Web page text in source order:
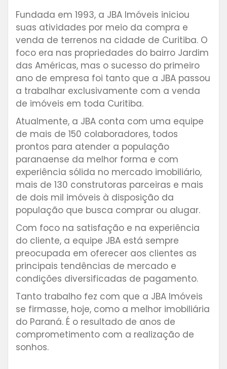
Fundada em 1993, a JBA Imóveis iniciou
suas atividades por meio da compra e
venda de terrenos na cidade de Curitiba. O
foco era nas propriedades do bairro Jardim
das Américas, mas o sucesso do primeiro
ano de empresa foi tanto que a JBA passou
a trabalhar exclusivamente com a venda
de imóveis em toda Curitiba.
Atualmente, a JBA conta com uma equipe
de mais de 150 colaboradores, todos
prontos para atender a população
paranaense da melhor forma e com
experiência sólida no mercado imobiliário,
mais de 130 construtoras parceiras e mais
de dois mil imóveis à disposição da
população que busca comprar ou alugar.
Com foco na satisfação e na experiência
do cliente, a equipe JBA está sempre
preocupada em oferecer aos clientes as
principais tendências de mercado e
condições diversificadas de pagamento.
Tanto trabalho fez com que a JBA Imóveis
se firmasse, hoje, como a melhor imobiliária
do Paraná. É o resultado de anos de
comprometimento com a realização de
sonhos.